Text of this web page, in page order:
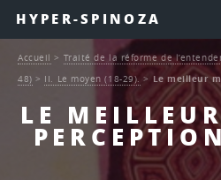
HYPER-SPINOZA
LE
Accueil > Traité de la réforme de
48) > II. Le moyen (18-29). > Le meilleur